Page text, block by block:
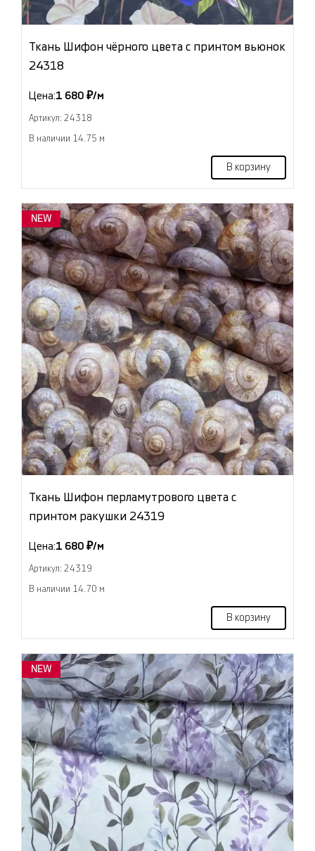
Ткань Шифон чёрного цвета с принтом вьюнок
24318
Цена:1 680 ₽/м
Артикул: 24318
В наличии 14.75 м
В корзину
NEW
Ткань Шифон перламутрового цвета с
принтом ракушки 24319
Цена:1 680 ₽/м
Артикул: 24319
В наличии 14.70 м
В корзину
NEW